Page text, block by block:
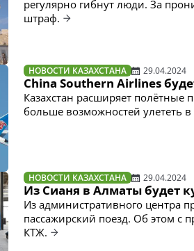
регулярно гибнут люди. За
штраф.
НОВОСТИ КАЗАХСТАНА 29.04.2024
China Southern Airlines
Казахстан расширяет полётные
больше возможностей улететь
НОВОСТИ КАЗАХСТАНА 29.04.2024
Из Сианя в Алматы будет
Из административного центра
пассажирский поезд. Об этом с
КТЖ.